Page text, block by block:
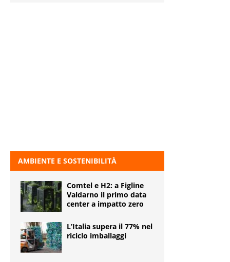
AMBIENTE E SOSTENIBILITÀ
Comtel e H2: a Figline
Valdarno il primo data
center a impatto zero
L’Italia supera il 77% nel
riciclo imballaggi